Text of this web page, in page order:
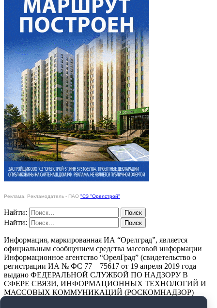
Реклама. Рекламодатель - ПАО "СЗ "Орелстрой"
Найти:
Найти:
Информация, маркированная ИА “Орелград”, является
официальным сообщением средства массовой информации
Информационное агентство “ОрелГрад” (свидетельство о
регистрации ИА № ФС 77 – 75617 от 19 апреля 2019 года
выдано ФЕДЕРАЛЬНОЙ СЛУЖБОЙ ПО НАДЗОРУ В
СФЕРЕ СВЯЗИ, ИНФОРМАЦИОННЫХ ТЕХНОЛОГИЙ И
МАССОВЫХ КОММУНИКАЦИЙ (РОСКОМНАДЗОР)